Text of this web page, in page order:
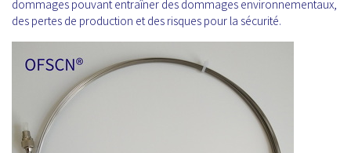
dommages pouvant entraîner des dommages environnementaux,
des pertes de production et des risques pour la sécurité.